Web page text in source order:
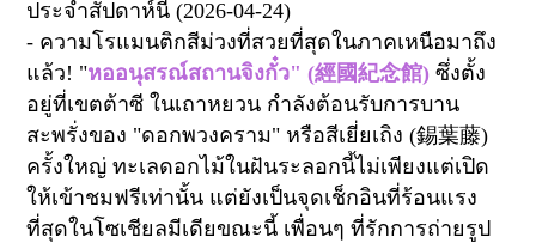
ประจำสัปดาห์นี้ (2026-04-24)
- ความโรแมนติกสีม่วงที่สวยที่สุดในภาคเหนือมาถึง
แล้ว! "หออนุสรณ์สถานจิงกั๋ว" (經國紀念館) ซึ่งตั้ง
อยู่ที่เขตต้าซี ในเถาหยวน กำลังต้อนรับการบาน
สะพรั่งของ "ดอกพวงคราม" หรือสีเยี่ยเถิง (錫葉藤)
ครั้งใหญ่ ทะเลดอกไม้ในฝันระลอกนี้ไม่เพียงแต่เปิด
ให้เข้าชมฟรีเท่านั้น แต่ยังเป็นจุดเช็กอินที่ร้อนแรง
ที่สุดในโซเชียลมีเดียขณะนี้ เพื่อนๆ ที่รักการถ่ายรูป